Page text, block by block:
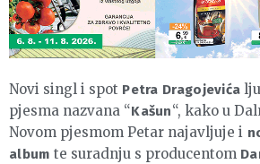
Novi singl i spot Petra Dragojevića
pjesma nazvana “Kašun“, kako u
Novom pjesmom Petar najavljuje i
album te suradnju s producentom